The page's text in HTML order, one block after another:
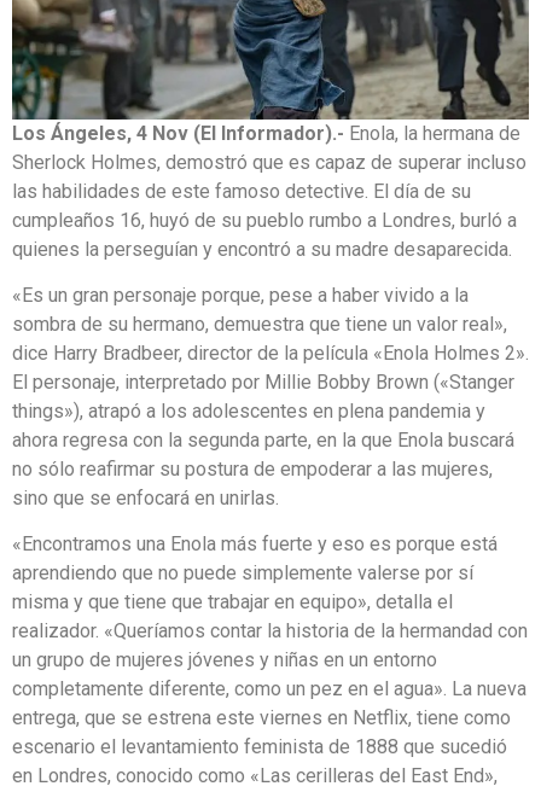
Los Ángeles, 4 Nov (El Informador).- Enola, la hermana de
Sherlock Holmes, demostró que es capaz de superar incluso
las habilidades de este famoso detective. El día de su
cumpleaños 16, huyó de su pueblo rumbo a Londres, burló a
quienes la perseguían y encontró a su madre desaparecida.
«Es un gran personaje porque, pese a haber vivido a la
sombra de su hermano, demuestra que tiene un valor real»,
dice Harry Bradbeer, director de la película «Enola Holmes 2».
El personaje, interpretado por Millie Bobby Brown («Stanger
things»), atrapó a los adolescentes en plena pandemia y
ahora regresa con la segunda parte, en la que Enola buscará
no sólo reafirmar su postura de empoderar a las mujeres,
sino que se enfocará en unirlas.
«Encontramos una Enola más fuerte y eso es porque está
aprendiendo que no puede simplemente valerse por sí
misma y que tiene que trabajar en equipo», detalla el
realizador. «Queríamos contar la historia de la hermandad con
un grupo de mujeres jóvenes y niñas en un entorno
completamente diferente, como un pez en el agua». La nueva
entrega, que se estrena este viernes en Netflix, tiene como
escenario el levantamiento feminista de 1888 que sucedió
en Londres, conocido como «Las cerilleras del East End»,